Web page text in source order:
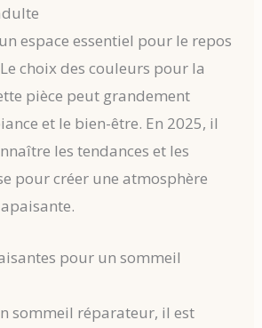
espace essentiel pour le repos
choix des couleurs pour la
pièce peut grandement
et le bien-être. En 2025, il
les tendances et les
pour créer une atmosphère
pour un sommeil
sommeil réparateur, il est